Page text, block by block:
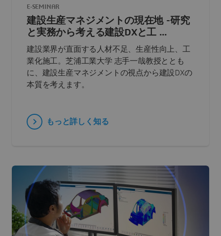
E-SEMINAR
建設生産マネジメントの現在地 -研究
と実務から考える建設DXと工 ...
建設業界が直面する人材不足、生産性向上、工
業化施工。芝浦工業大学 志手一哉教授ととも
に、建設生産マネジメントの視点から建設DXの
本質を考えます。
もっと詳しく知る